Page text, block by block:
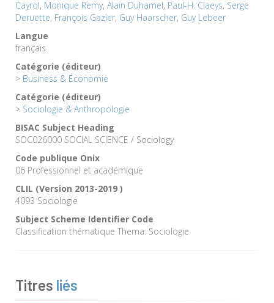
Cayrol, Monique Remy, Alain Duhamel, Paul-H. Claeys, Serge
Deruette, François Gazier, Guy Haarscher, Guy Lebeer
Langue
français
Catégorie (éditeur)
> Business & Économie
Catégorie (éditeur)
> Sociologie & Anthropologie
BISAC Subject Heading
SOC026000 SOCIAL SCIENCE / Sociology
Code publique Onix
06 Professionnel et académique
CLIL (Version 2013-2019 )
4093 Sociologie
Subject Scheme Identifier Code
Classification thématique Thema: Sociologie
Titres liés